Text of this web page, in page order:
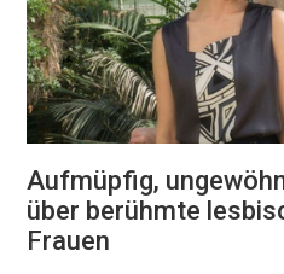
Aufmüpfig,
über berühmte
Frauen